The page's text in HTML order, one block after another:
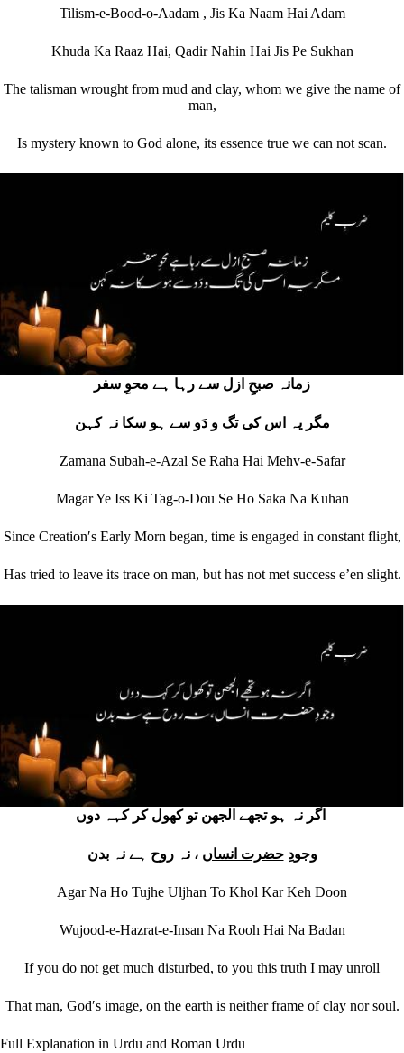
Tilism-e-Bood-o-Aadam , Jis Ka Naam Hai Adam
Khuda Ka Raaz Hai, Qadir Nahin Hai Jis Pe Sukhan
The talisman wrought from mud and clay, whom we give the name of
man,
Is mystery known to God alone, its essence true we can not scan.
زمانہ صبحِ ازل سے رہا ہے محوِ سفر
مگر یہ اس کی تگ و دَو سے ہو سکا نہ کہن
Zamana Subah-e-Azal Se Raha Hai Mehv-e-Safar
Magar Ye Iss Ki Tag-o-Dou Se Ho Saka Na Kuhan
Since Creationʹs Early Morn began, time is engaged in constant flight,
Has tried to leave its trace on man, but has not met success e’en slight.
وجودِحضرت انساں ، نہ روح ہے نہ بدن
Agar Na Ho Tujhe Uljhan To Khol Kar Keh Doon
Wujood-e-Hazrat-e-Insan Na Rooh Hai Na Badan
If you do not get much disturbed, to you this truth I may unroll
That man, Godʹs image, on the earth is neither frame of clay nor soul.
Full Explanation in Urdu and Roman Urdu